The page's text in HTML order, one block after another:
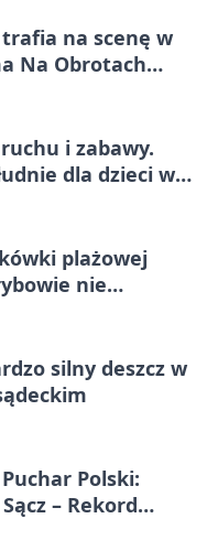
na scenę w
Na Obrotach
i zabawy.
dla dzieci w
plażowej
nie
silny deszcz w
Polski:
– Rekord